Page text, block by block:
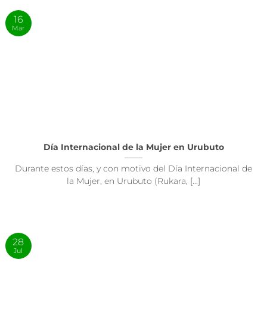
Día Internacional de la Mujer en Urubuto
Durante estos días, y con motivo del Día Internacional de
la Mujer, en Urubuto (Rukara, [...]
16
Mar
28
Jul